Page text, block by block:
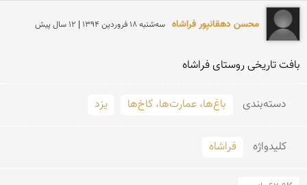
محسن دهقانپور فراشاه سه‌شنبه 18 فروردين 1394 | 12 سال پیش
بافت تاریخی روستای فراشاه
دسته‌بندی باغ‌ها، عمارت‌ها، کاخ‌ها یزد
کلید‌واژه فراشاه